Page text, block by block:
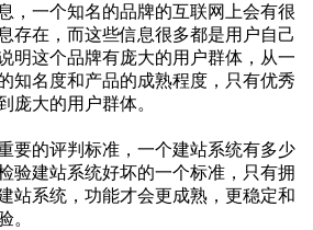
，一个知名的品牌的互联网上会有很
存在，而这些信息很多都是用户自己
明这个品牌有庞大的用户群体，从一
知名度和产品的成熟程度，只有优秀
庞大的用户群体。
要的评判标准，一个建站系统有多少
验建站系统好坏的一个标准，只有拥
站系统，功能才会更成熟，更稳定和
。